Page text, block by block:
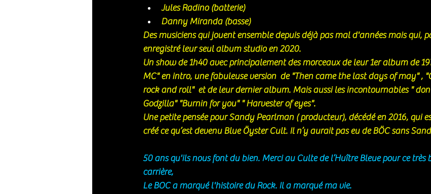
Jules Radino (batterie)
Danny Miranda (basse)
Des musiciens qui jouent ensemble depuis déjà pas mal d'années mais qui,
enregistré leur seul album studio en 2020.
Un show de 1h40 avec principalement des morceaux de leur 1er album de
MC" en intro, une fabuleuse version  de "Then came the last days of may" ,
rock and roll"  et de leur dernier album. Mais aussi les incontournables "
Godzilla" "Burnin for you" " Harvester of eyes".
Une petite pensée pour Sandy Pearlman ( producteur), décédé en 2016, qui
créé ce qu’est devenu Blue Öyster Cult. Il n’y aurait pas eu de BÖC sans
50 ans qu'ils nous font du bien. Merci au Culte de l’Huître Bleue pour ce
carrière,
Le BOC a marqué l'histoire du Rock. Il a marqué ma vie.